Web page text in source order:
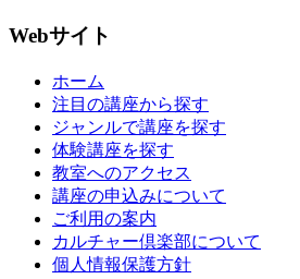
Webサイト
ホーム
注目の講座から探す
ジャンルで講座を探す
体験講座を探す
教室へのアクセス
講座の申込みについて
ご利用の案内
カルチャー倶楽部について
個人情報保護方針